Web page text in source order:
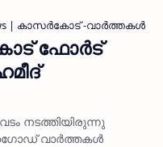
| കാസര്‍കോട് -വാര്‍ത്തകള്‍
ഫോർട്
നടത്തിയിരുന്നു
വാർത്തകൾ